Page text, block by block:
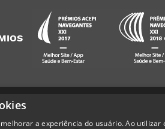
a experiência do usuário. Ao